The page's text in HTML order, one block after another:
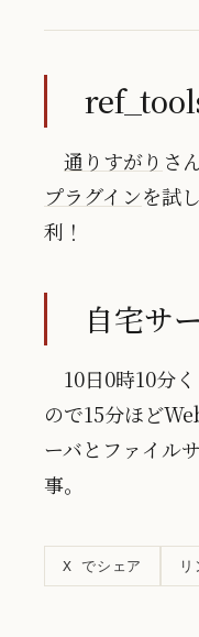
通りすがり さ
プラグインを試
利！
自宅サ
10日0時10分
ので15分ほど
ーバとファイル
事。
X でシェア